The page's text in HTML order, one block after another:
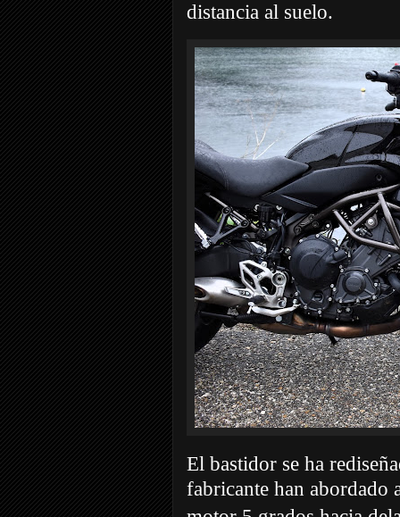
distancia al suelo.
El bastidor se ha
fabricante han